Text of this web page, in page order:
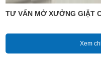
TƯ VẤN MỞ XƯỞNG GIẶT
Xem